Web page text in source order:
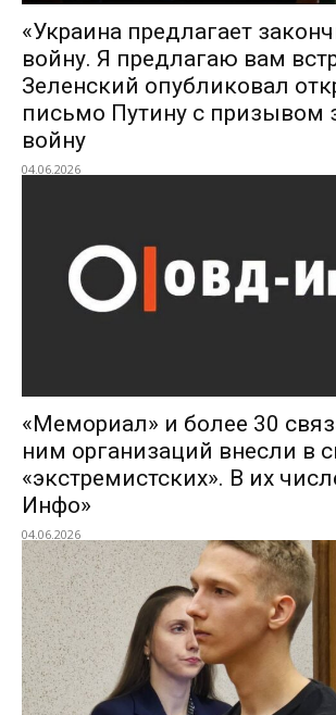
«Украина предлагает
войну. Я предлагаю вам
Зеленский опубликовал
письмо Путину с призывом
войну
04.06.2026
«Мемориал» и более 30
ним организаций внесли в
«экстремистских». В их
Инфо»
04.06.2026